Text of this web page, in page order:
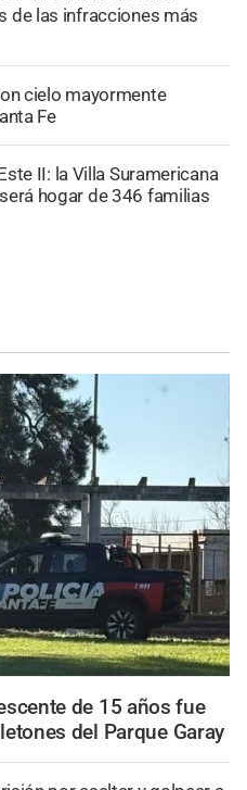
de las infracciones más
cielo mayormente
Fe
II: la Villa Suramericana
hogar de 346 familias
de 15 años fue
del Parque Garay